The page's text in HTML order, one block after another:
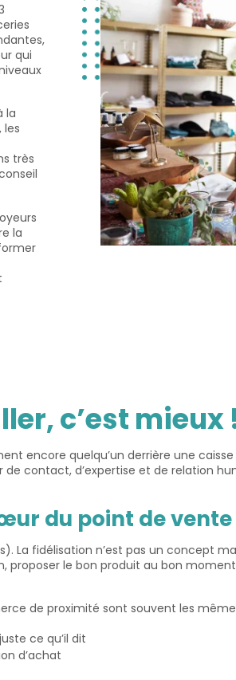
qui
la
très
la
c’est mieux
encore quelqu’un derrière une
contact, d’expertise et de relation
du point de vente
fidélisation n’est pas un concept
proposer le bon produit au bon
de proximité sont souvent les
ce qu’il dit
d’achat